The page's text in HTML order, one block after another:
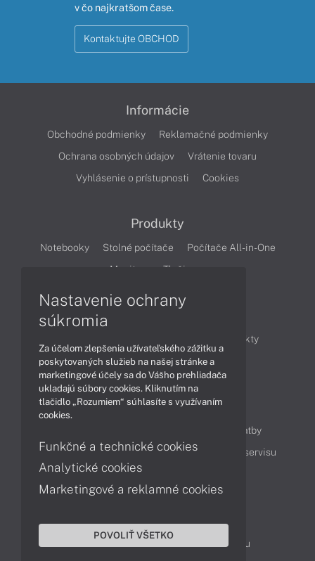
v čo najkratšom čase.
Kontaktujte OBCHOD
Informácie
Obchodné podmienky
Reklamačné podmienky
Ochrana osobných údajov
Vrátenie tovaru
Vyhlásenie o prístupnosti
Cookies
Produkty
Notebooky Stolné počítače
Počítače All-in-One
Monitory
Tlačiarne
Produkty
Technológie
Videá
Obsah
Možnosti doručenia a platby
Podpora a servis
Servisné služby Cenník servisu
Kontakty
043 4224 771
Obchodné oddelenie
Reklamácia tovaru
Nastavenie ochrany
súkromia
Za účelom zlepšenia užívateľského zážitku a
poskytovaných služieb na našej stránke a
marketingové účely sa do Vášho prehliadača
ukladajú súbory cookies. Kliknutím na
tlačidlo „Rozumiem“ súhlasíte s využívaním
cookies.
Funkčné a technické cookies
Analytické cookies
Marketingové a reklamné cookies
POVOLIŤ VŠETKO